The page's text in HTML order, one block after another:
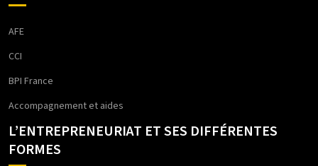
AFE
CCI
BPI France
Accompagnement et aides
L’ENTREPRENEURIAT ET SES DIFFÉRENTES
FORMES